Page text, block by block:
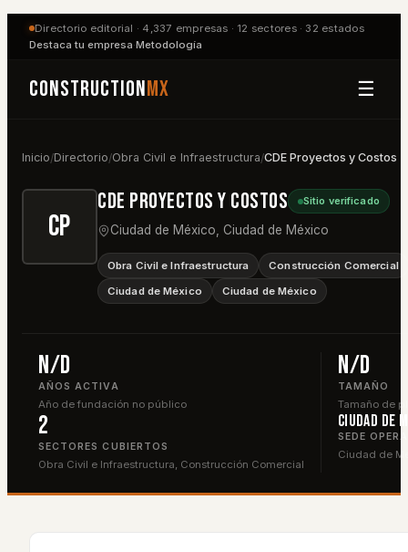
Directorio editorial · 4,337 empresas · 12 sectores · 32 estados
Destaca tu empresa·Metodología
ConstructionMX ☰
Inicio/Directorio/Obra Civil e Infraestructura/CDE Proyectos y Costos
CP
CDE Proyectos y Costos Sitio verificado
Ciudad de México Ciudad de México
Obra Civil e Infraestructura
Construcción Comercial
Ciudad de México
Ciudad de México
n/d
AÑOS ACTIVA
Año de fundación no público
n/d
TAMAÑO
Tamaño de
2
SECTORES CUBIERTOS
Obra Civil e Infraestructura, Construcción Comercial
Ciudad de
SEDE
Ciudad de